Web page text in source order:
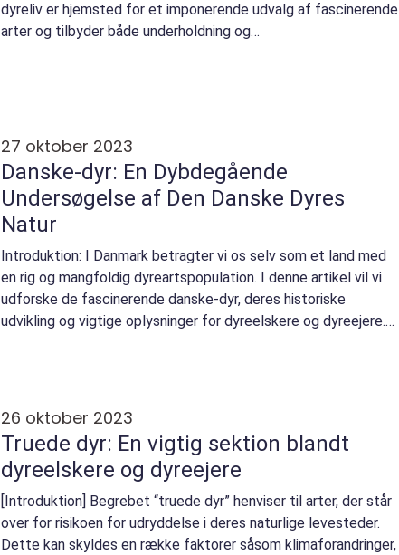
dyreliv er hjemsted for et imponerende udvalg af fascinerende
arter og tilbyder både underholdning og
27 oktober 2023
Danske-dyr: En Dybdegående
Undersøgelse af Den Danske Dyres
Natur
Introduktion: I Danmark betragter vi os selv som et land med
en rig og mangfoldig dyreartspopulation. I denne artikel vil vi
udforske de fascinerende danske-dyr, deres historiske
udvikling og vigtige oplysninger for dyreelskere og dyreejere.
26 oktober 2023
Truede dyr: En vigtig sektion blandt
dyreelskere og dyreejere
[Introduktion] Begrebet “truede dyr” henviser til arter, der står
over for risikoen for udryddelse i deres naturlige levesteder.
Dette kan skyldes en række faktorer såsom klimaforandringer,